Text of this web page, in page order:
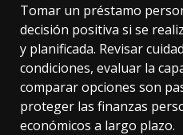
Tomar un préstamo
decisión positiva si se
y planificada. Revisar
condiciones, evaluar la
comparar opciones son
proteger las finanzas
económicos a largo plazo.